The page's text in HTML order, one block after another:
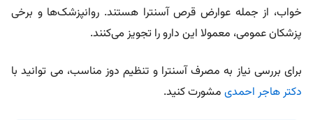
خواب، از جمله عوارض قرص آسنترا هستند. روانپزشک‌ها و برخی
پزشکان عمومی، معمولا این دارو را تجویز می‌کنند.
برای بررسی نیاز به مصرف آسنترا و تنظیم دوز مناسب، می توانید با
دکتر هاجر احمدی مشورت کنید.